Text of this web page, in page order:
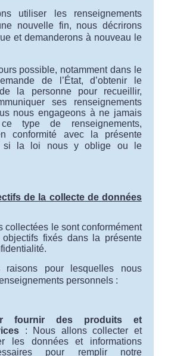
utiliser les renseignements
nouvelle fin, nous décrirons
et demanderons à nouveau le
possible, notamment dans le
de l’État, d’obtenir le
la personne pour recueillir,
ses renseignements
nous engageons à ne jamais
ce type de renseignements,
conformité avec la présente
si la loi nous y oblige ou le
de la collecte de données
collectées le sont conformément
fixés dans la présente
raisons pour lesquelles nous
personnels :
fournir des produits et
: Nous allons collecter et
les données et informations
pour remplir notre